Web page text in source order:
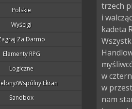
Polskie
Wyścigi
Za Darmo
Elementy RPG
Logiczne
wspólny Ekran
Sandbox
trzech
i
kadeta
w
w
nam